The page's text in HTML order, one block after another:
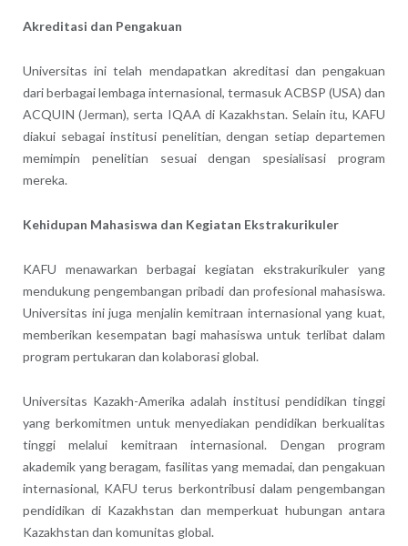
Akreditasi dan Pengakuan
Universitas ini telah mendapatkan akreditasi dan pengakuan
dari berbagai lembaga internasional, termasuk ACBSP (USA) dan
ACQUIN (Jerman), serta IQAA di Kazakhstan. Selain itu, KAFU
diakui sebagai institusi penelitian, dengan setiap departemen
memimpin penelitian sesuai dengan spesialisasi program
mereka.
Kehidupan Mahasiswa dan Kegiatan Ekstrakurikuler
KAFU menawarkan berbagai kegiatan ekstrakurikuler yang
mendukung pengembangan pribadi dan profesional mahasiswa.
Universitas ini juga menjalin kemitraan internasional yang kuat,
memberikan kesempatan bagi mahasiswa untuk terlibat dalam
program pertukaran dan kolaborasi global.
Universitas Kazakh-Amerika adalah institusi pendidikan tinggi
yang berkomitmen untuk menyediakan pendidikan berkualitas
tinggi melalui kemitraan internasional. Dengan program
akademik yang beragam, fasilitas yang memadai, dan pengakuan
internasional, KAFU terus berkontribusi dalam pengembangan
pendidikan di Kazakhstan dan memperkuat hubungan antara
Kazakhstan dan komunitas global.